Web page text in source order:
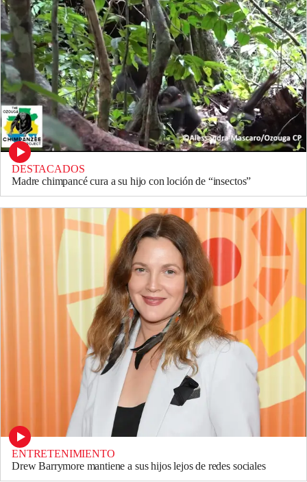
DESTACADOS
Madre chimpancé cura a su hijo con loción de “insectos”
ENTRETENIMIENTO
Drew Barrymore mantiene a sus hijos lejos de redes sociales